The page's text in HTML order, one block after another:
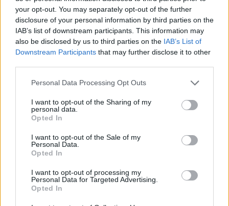
your opt-out. You may separately opt-out of the further
disclosure of your personal information by third parties on the
IAB’s list of downstream participants. This information may
also be disclosed by us to third parties on the IAB’s List of
Downstream Participants that may further disclose it to other
Personal Data Processing Opt Outs
I want to opt-out of the Sharing of my
personal data.
Opted In
I want to opt-out of the Sale of my
Personal Data.
Opted In
I want to opt-out of processing my
Personal Data for Targeted Advertising.
Opted In
παράδοση έπαψε να είναι αφετηρία και έγινε
σχεδόν υποχρεωτικό κεφάλαιο του marketing.
Και εδώ βρίσκεται το πρόβλημα. Όχι επειδή η
παράδοση δεν έχει αξία, αλλά επειδή η Ελλάδα του
2026 δεν μοιάζει με αυτή του 1986. Οι πόλεις
έχουν αλλάξει. Οι διατροφικές συνήθειες έχουν
αλλάξει. Η καθημερινότητα είναι πιο διεθνής, πιο
Η βιωσιμότητα, η κλιματική κρίση, το κόστος της
πρώτης ύλης, η τεχνολογία στα τρόφιμα, η
έλλειψη προσωπικού στις κουζίνες και οι νέες